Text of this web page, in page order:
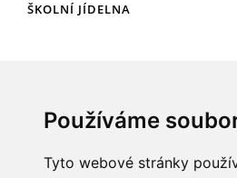
Používáme
Tyto webové stránky
ŠKOLNÍ JÍDELNA
KROUŽKY